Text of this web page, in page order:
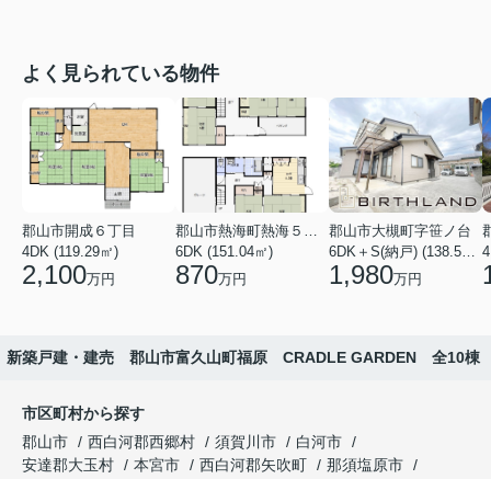
よく見られている物件
郡山市開成６丁目
4DK (119.29㎡)
2,100万円
郡山市熱海町熱海５丁目
6DK (151.04㎡)
870万円
郡山市大槻町字笹ノ台
6DK＋S(納戸) (138.55㎡)
1,980万円
新築戸建・建売 郡山市富久山町福原 CRADLE GARDEN 全10棟
市区町村から探す
郡山市
西白河郡西郷村 須賀川市
白河市
安達郡大玉村
本宮市 西白河郡矢吹町
那須塩原市